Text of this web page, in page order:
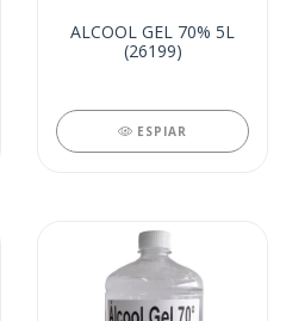
ALCOOL GEL 70% 5L
(26199)
ESPIAR